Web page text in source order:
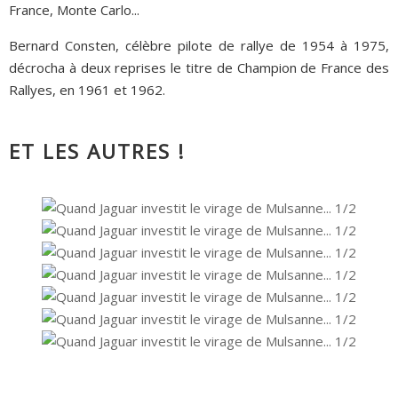
France, Monte Carlo...
Bernard Consten, célèbre pilote de rallye de 1954 à 1975,
décrocha à deux reprises le titre de Champion de France des
Rallyes, en 1961 et 1962.
ET LES AUTRES !